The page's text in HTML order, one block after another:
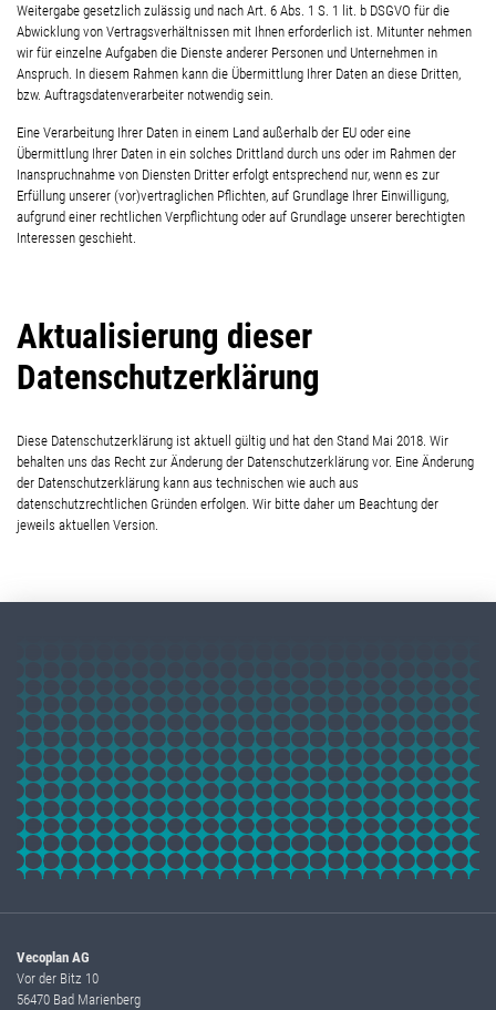
Weitergabe gesetzlich zulässig und nach Art. 6 Abs. 1 S. 1 lit. b DSGVO für die
Abwicklung von Vertragsverhältnissen mit Ihnen erforderlich ist. Mitunter nehmen
wir für einzelne Aufgaben die Dienste anderer Personen und Unternehmen in
Anspruch. In diesem Rahmen kann die Übermittlung Ihrer Daten an diese Dritten,
bzw. Auftragsdatenverarbeiter notwendig sein.
Eine Verarbeitung Ihrer Daten in einem Land außerhalb der EU oder eine
Übermittlung Ihrer Daten in ein solches Drittland durch uns oder im Rahmen der
Inanspruchnahme von Diensten Dritter erfolgt entsprechend nur, wenn es zur
Erfüllung unserer (vor)vertraglichen Pflichten, auf Grundlage Ihrer Einwilligung,
aufgrund einer rechtlichen Verpflichtung oder auf Grundlage unserer berechtigten
Interessen geschieht.
Aktualisierung dieser
Datenschutzerklärung
Diese Datenschutzerklärung ist aktuell gültig und hat den Stand Mai 2018. Wir
behalten uns das Recht zur Änderung der Datenschutzerklärung vor. Eine Änderung
der Datenschutzerklärung kann aus technischen wie auch aus
datenschutzrechtlichen Gründen erfolgen. Wir bitte daher um Beachtung der
jeweils aktuellen Version.
Vecoplan AG
Vor der Bitz 10
56470 Bad Marienberg